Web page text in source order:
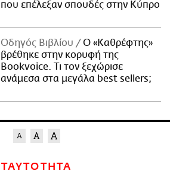
που επέλεξαν σπουδές στην Κύπρο
Οδηγός Βιβλίου
Ο «Καθρέφτης»
βρέθηκε στην κορυφή της
Bookvoice. Τι τον ξεχώρισε
ανάμεσα στα μεγάλα best sellers;
ΤΑΥΤΟΤΗΤΑ